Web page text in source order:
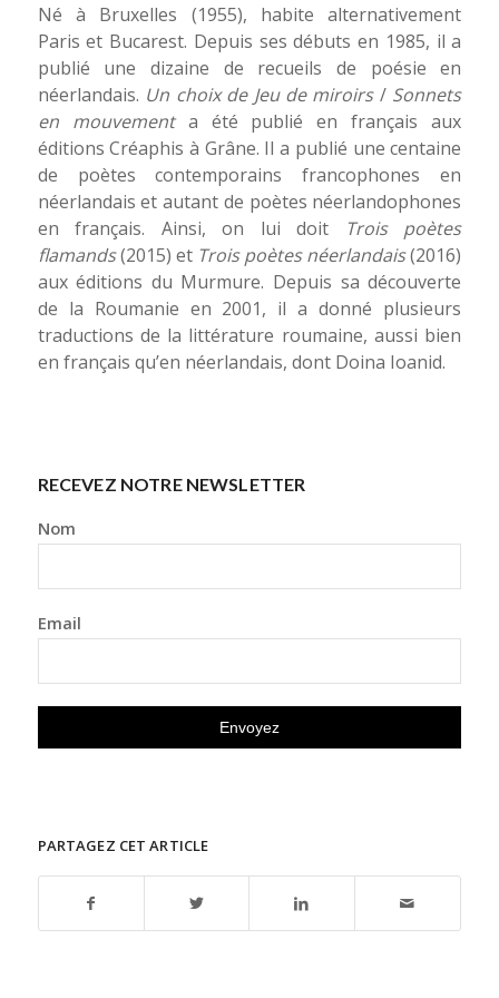
Né à Bruxelles (1955), habite alternativement
Paris et Bucarest. Depuis ses débuts en 1985, il a
publié une dizaine de recueils de poésie en
néerlandais. Un choix de Jeu de miroirs/ Sonnets
en mouvementa été publié en français aux
éditions Créaphis à Grâne. Il a publié une centaine
de poètes contemporains francophones en
néerlandais et autant de poètes néerlandophones
en français. Ainsi, on lui doit Trois poètes
flamands(2015) et Trois poètes néerlandais(2016)
aux éditions du Murmure. Depuis sa découverte
de la Roumanie en 2001, il a donné plusieurs
traductions de la littérature roumaine, aussi bien
en français qu’en néerlandais, dont Doina Ioanid.
RECEVEZ NOTRE NEWSLETTER
Nom
Email
PARTAGEZ CET ARTICLE